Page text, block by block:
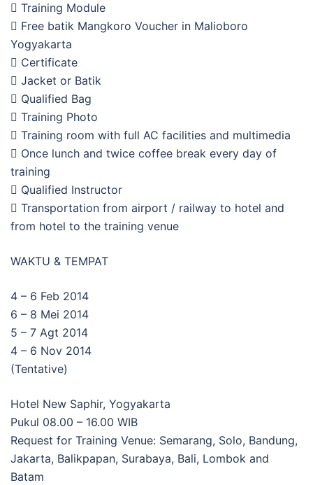
 Training Module
 Free batik Mangkoro Voucher in Malioboro
Yogyakarta
 Certificate
 Jacket or Batik
 Qualified Bag
 Training Photo
 Training room with full AC facilities and multimedia
 Once lunch and twice coffee break every day of
training
 Qualified Instructor
 Transportation from airport / railway to hotel and
from hotel to the training venue
WAKTU & TEMPAT
4 – 6 Feb 2014
6 – 8 Mei 2014
5 – 7 Agt 2014
4 – 6 Nov 2014
(Tentative)
Hotel New Saphir, Yogyakarta
Pukul 08.00 – 16.00 WIB
Request for Training Venue: Semarang, Solo, Bandung,
Jakarta, Balikpapan, Surabaya, Bali, Lombok and
Batam